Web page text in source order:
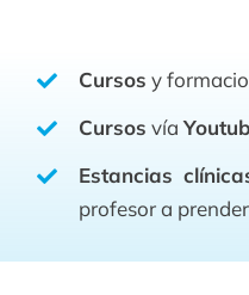
Cursos y
Cursos vía
Estancias
profesor a